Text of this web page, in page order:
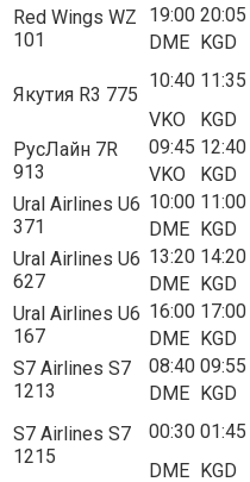
Red Wings WZ
101
19:00 20:05
DME KGD
Якутия R3 775
10:40 11:35
VKO KGD
РусЛайн 7R
913
09:45 12:40
VKO KGD
Ural Airlines U6
371
10:00 11:00
DME KGD
Ural Airlines U6
627
13:20 14:20
DME KGD
Ural Airlines U6
167
16:00 17:00
DME KGD
S7 Airlines S7
1213
08:40 09:55
DME KGD
S7 Airlines S7
1215
00:30 01:45
DME KGD